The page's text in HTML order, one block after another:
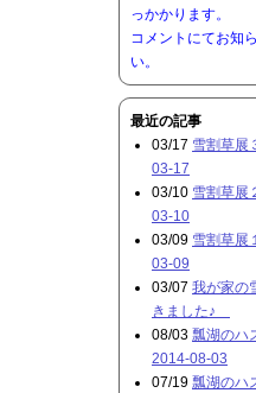
っかかります。
コメントにてお知
い。
最近の記事
03/17 雪割草
03-17
03/10 雪割草
03-10
03/09 雪割草
03-09
03/07 我が家の
きました♪
08/03 瓢湖のハ
2014-08-03
07/19 瓢湖の